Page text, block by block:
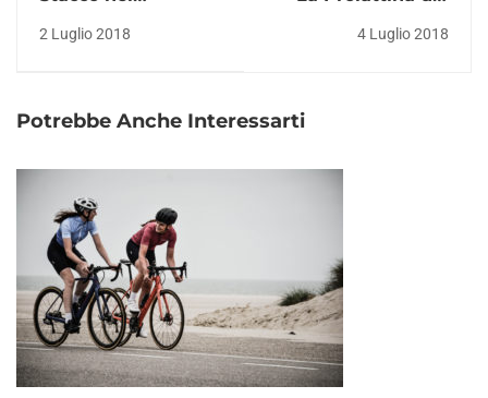
Bodybuilding e nel
Powerlifting
2 Luglio 2018
sistema endocrino -
Le guide Corebo
4 Luglio 2018
Potrebbe Anche Interessarti